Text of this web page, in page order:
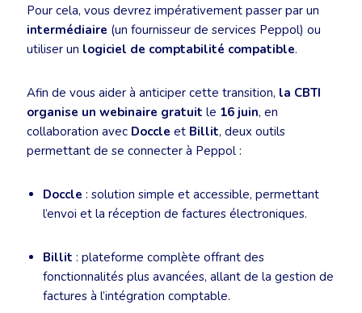
Pour cela, vous devrez impérativement passer par un
intermédiaire (un fournisseur de services Peppol) ou
utiliser un logiciel de comptabilité compatible.
Afin de vous aider à anticiper cette transition, la CBTI
organise un webinaire gratuit le 16 juin, en
collaboration avec Doccle et Billit, deux outils
permettant de se connecter à Peppol :
Doccle : solution simple et accessible, permettant
l’envoi et la réception de factures électroniques.
Billit : plateforme complète offrant des
fonctionnalités plus avancées, allant de la gestion de
factures à l’intégration comptable.